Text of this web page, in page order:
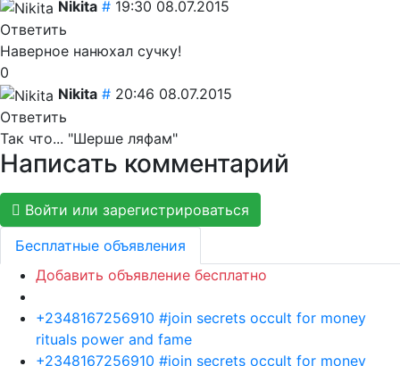
Nikita # 19:30 08.07.2015
Ответить
Наверное нанюхал сучку!
0
Nikita # 20:46 08.07.2015
Ответить
Так что... "Шерше ляфам"
Написать комментарий
Войти или зарегистрироваться
Бесплатные объявления
Добавить объявление бесплатно
+2348167256910 #join secrets occult for money
rituals power and fame
+2348167256910 #join secrets occult for money